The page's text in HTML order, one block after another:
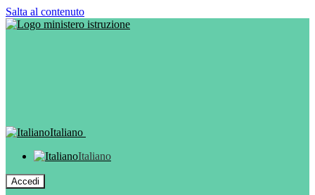
Salta al contenuto
Italiano
Italiano
Accedi